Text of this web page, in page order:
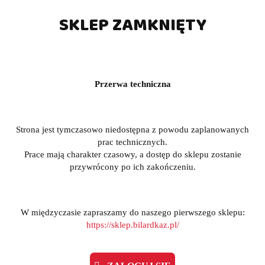
Opis produktu
Opinie (0)
stół do piłkarzyków i hokeja, idealny dla tych, którzy mają
SKLEP ZAMKNIĘTY
Przerwa techniczna
Strona jest tymczasowo niedostępna z powodu zaplanowanych
prac technicznych.
Prace mają charakter czasowy, a dostęp do sklepu zostanie
przywrócony po ich zakończeniu.
W międzyczasie zapraszamy do naszego pierwszego sklepu:
https://sklep.bilardkaz.pl/